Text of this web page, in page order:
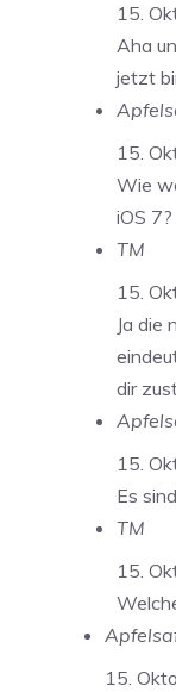
15.
Aha
jetzt
15.
Wie
iOS 7?
TM
15.
Ja die
dir
15.
Es
TM
15.
15.